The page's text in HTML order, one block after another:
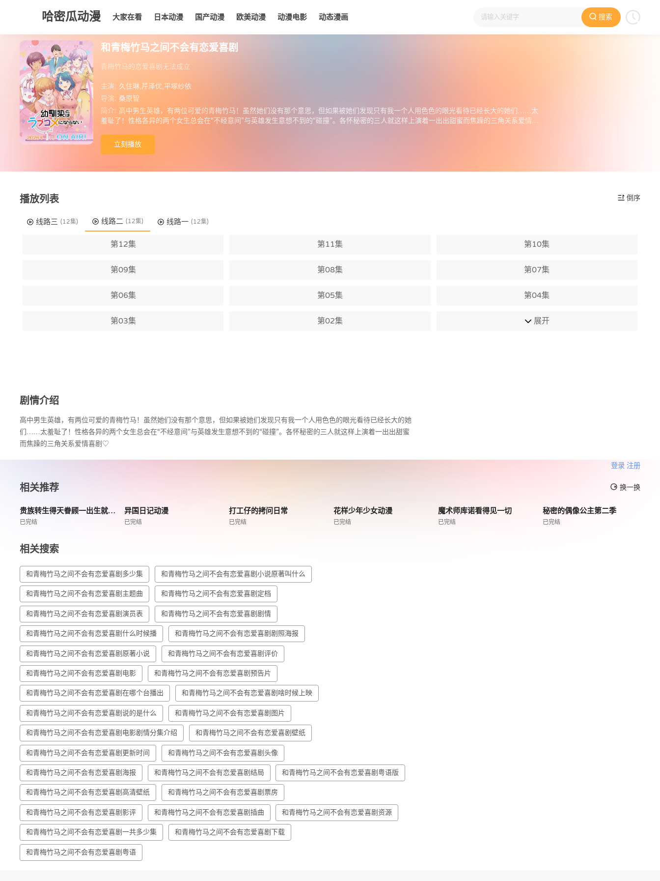
哈密瓜动漫 大家在看 日本动漫 国产动漫 欧美动漫 动漫电影 动态漫画 搜索
大家在看 日本动漫 国产动漫 欧美动漫 动漫电影
和青梅竹马之间不会有恋爱喜剧
青梅竹马的恋爱喜剧无法成立
主演: 久住琳,芹泽优,平塚纱依
导演: 桑原智
简介: 高中男生英雄，有两位可爱的青梅竹马！虽然她们没有那个意思，但如果被她们发现只有我一个人用色色的眼光看待已经长大的她们……太
羞耻了！性格各异的两个女生总会在“不经意间”与英雄发生意想不到的“碰撞”。各怀秘密的三人就这样上演着一出出甜蜜而焦躁的三角关系爱情喜
立刻播放
播放列表 倒序
线路三 (12集) 线路二 (12集) 线路一 (12集)
第12集 第11集 第10集
第09集 第08集 第07集
第06集 第05集 第04集
第03集 第02集 展开
剧情介绍
高中男生英雄，有两位可爱的青梅竹马！虽然她们没有那个意思，但如果被她们发现只有我一个人用色色的眼光看待已经长大的她
们……太羞耻了！性格各异的两个女生总会在“不经意间”与英雄发生意想不到的“碰撞”。各怀秘密的三人就这样上演着一出出甜蜜
而焦躁的三角关系爱情喜剧♡
登录 注册
相关推荐 换一换
贵族转生得天眷顾一出生就获得最强力量
已完结
异国日记动漫
已完结
打工仔的拷问日常
已完结
花样少年少女动漫
已完结
魔术师库诺看得见一切
已完结
秘密的偶像公主第二季
已完结
相关搜索
和青梅竹马之间不会有恋爱喜剧多少集 和青梅竹马之间不会有恋爱喜剧小说原著叫什么
和青梅竹马之间不会有恋爱喜剧主题曲 和青梅竹马之间不会有恋爱喜剧定档
和青梅竹马之间不会有恋爱喜剧演员表 和青梅竹马之间不会有恋爱喜剧剧情
和青梅竹马之间不会有恋爱喜剧什么时候播 和青梅竹马之间不会有恋爱喜剧剧照海报
和青梅竹马之间不会有恋爱喜剧原著小说 和青梅竹马之间不会有恋爱喜剧评价
和青梅竹马之间不会有恋爱喜剧电影 和青梅竹马之间不会有恋爱喜剧预告片
和青梅竹马之间不会有恋爱喜剧在哪个台播出 和青梅竹马之间不会有恋爱喜剧啥时候上映
和青梅竹马之间不会有恋爱喜剧说的是什么 和青梅竹马之间不会有恋爱喜剧图片
和青梅竹马之间不会有恋爱喜剧电影剧情分集介绍 和青梅竹马之间不会有恋爱喜剧壁纸
和青梅竹马之间不会有恋爱喜剧更新时间 和青梅竹马之间不会有恋爱喜剧头像
和青梅竹马之间不会有恋爱喜剧海报 和青梅竹马之间不会有恋爱喜剧结局 和青梅竹马之间不会有恋爱喜剧粤语版
和青梅竹马之间不会有恋爱喜剧高清壁纸 和青梅竹马之间不会有恋爱喜剧票房
和青梅竹马之间不会有恋爱喜剧影评 和青梅竹马之间不会有恋爱喜剧插曲 和青梅竹马之间不会有恋爱喜剧资源
和青梅竹马之间不会有恋爱喜剧一共多少集 和青梅竹马之间不会有恋爱喜剧下载
和青梅竹马之间不会有恋爱喜剧粤语